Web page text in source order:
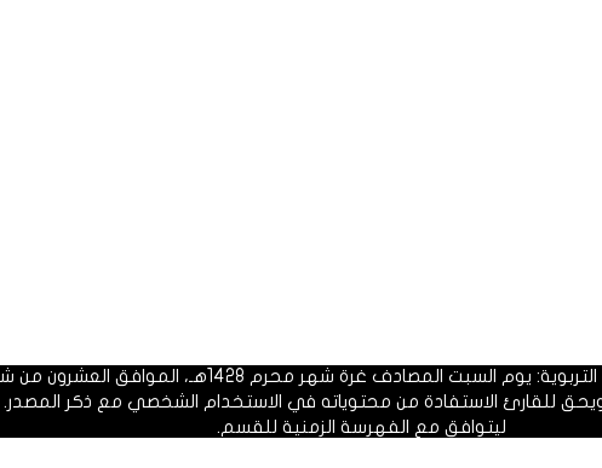
المصادف غرة شهر محرم 1428هـ، الموافق العشرون من شهر يناير 2007م.
للقارئ الاستفادة من محتوياته في الاستخدام الشخصي مع ذكر
ليتوافق مع الفهرسة الزمنية للقسم.